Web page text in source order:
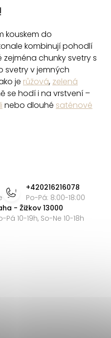
á
a
c
í
p
r
v
k
u
á
k
o
v
á
n
í
kouskem do
kombinují pohodlí
chunky svetry s
svetry v jemných
je růžová, zelená
se hodí i na vrstvení –
nebo dlouhé saténové
+420216216078
Po-Pá: 8:00-18:00
- Žižkov 13000
10-19h, So-Ne 10-18h